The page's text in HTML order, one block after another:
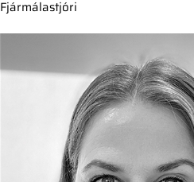
Fjármálastjóri
telma@hedinn.is
telma@hedinn.is
Download Card